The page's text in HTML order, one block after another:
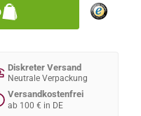
Diskreter Versand
Neutrale Verpackung
Versandkostenfrei
ab 100 € in DE